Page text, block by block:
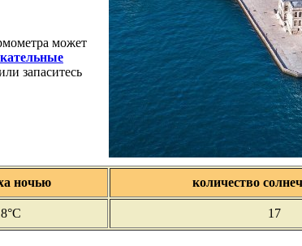
может
запаситесь
ночью количество
17